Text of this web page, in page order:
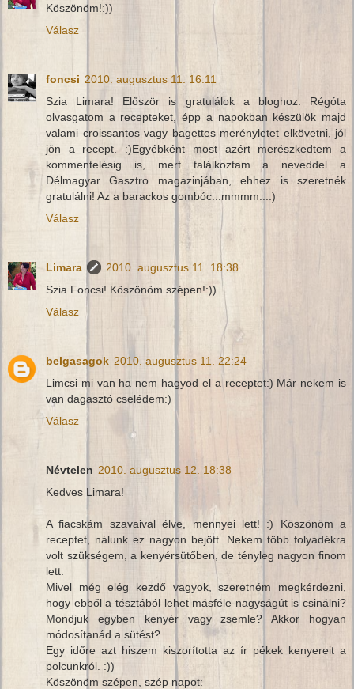
Köszönöm!:))
Válasz
foncsi 2010. augusztus 11. 16:11
Szia Limara! Először is gratulálok a bloghoz. Régóta
olvasgatom a recepteket, épp a napokban készülök majd
valami croissantos vagy bagettes merényletet elkövetni, jól
jön a recept. :)Egyébként most azért merészkedtem a
kommentelésig is, mert találkoztam a neveddel a
Délmagyar Gasztro magazinjában, ehhez is szeretnék
gratulálni! Az a barackos gombóc...mmmm...:)
Válasz
Limara
2010. augusztus 11. 18:38
Szia Foncsi! Köszönöm szépen!:))
Válasz
belgasagok 2010. augusztus 11. 22:24
Limcsi mi van ha nem hagyod el a receptet:) Már nekem is
van dagasztó cselédem:)
Válasz
Névtelen 2010. augusztus 12. 18:38
Kedves Limara!
A fiacskám szavaival élve, mennyei lett! :) Köszönöm a
receptet, nálunk ez nagyon bejött. Nekem több folyadékra
volt szükségem, a kenyérsütőben, de tényleg nagyon finom
lett.
Mivel még elég kezdő vagyok, szeretném megkérdezni,
hogy ebből a tésztából lehet másféle nagyságút is csinálni?
Mondjuk egyben kenyér vagy zsemle? Akkor hogyan
módosítanád a sütést?
Egy időre azt hiszem kiszorította az ír pékek kenyereit a
polcunkról. :))
Köszönöm szépen, szép napot: